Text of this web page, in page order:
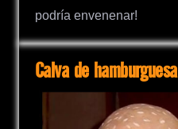
podría envenenar!
Calva de hamburguesa